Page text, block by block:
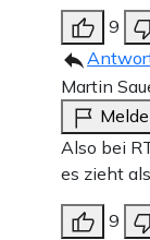
9
Martin
Also bei
es zieht
9